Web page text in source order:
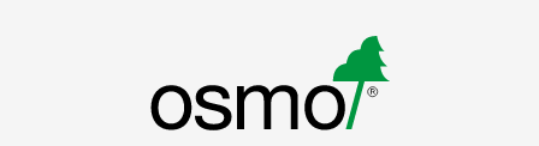
IR A LA MEDIATHECA